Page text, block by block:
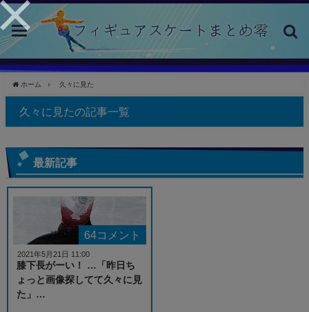
toggle
navigation
ホーム 久々に見た
久々に見たの記事一覧
最新記事
64コメント
膝下長がーい！ …「昨日ち
ょっと画像探してて久々に見
た」…
2021年5月21日 11:00